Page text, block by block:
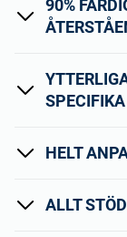
90%
HELT
ALLT